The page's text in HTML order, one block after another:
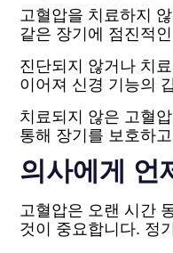
고혈압을 치료하지
같은 장기에 점진적
진단되지 않거나 치
이어져 신경 기능의
치료되지 않은 고혈
통해 장기를 보호하
의사에게 언
고혈압은 오랜 시간
것이 중요합니다. 정